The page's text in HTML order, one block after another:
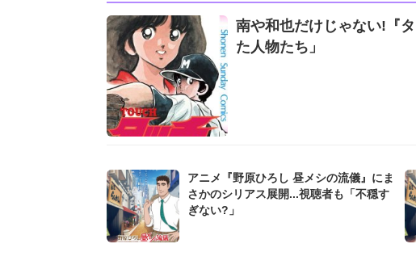
南や和也だけじゃない!『
た人物たち」
アニメ『野原ひろし 昼メシの流儀』にま
さかのシリアス展開...視聴者も「不穏す
ぎない?」